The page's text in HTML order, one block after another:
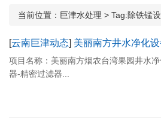
当前位置： 巨津水处理 > Tag:除铁锰
[云南巨津动态] 美丽南方井水净化
项目名称：美丽南方烟农台湾果园井水
器-精密过滤器...